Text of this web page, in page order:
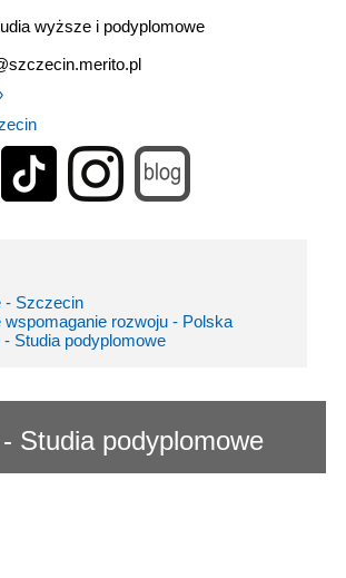
wyższe i podyplomowe
- Szczecin
wspomaganie rozwoju - Polska
Studia podyplomowe
Studia podyplomowe